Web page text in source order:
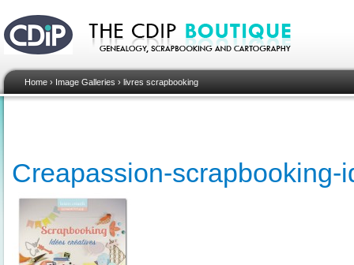
Home › Image Galleries › livres scrapbooking
Creapassion-scrapbooking-